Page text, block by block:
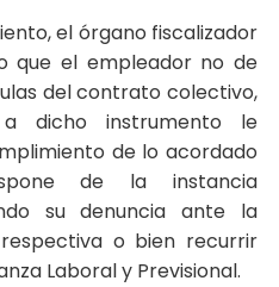
el órgano fiscalizador
que el empleador no de
del contrato colectivo,
dicho instrumento le
de lo acordado
de la instancia
su denuncia ante la
o bien recurrir
Laboral y Previsional.